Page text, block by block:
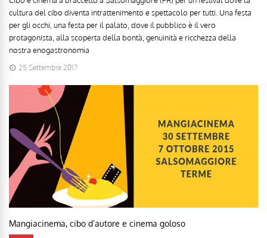
cultura del cibo diventa intrattenimento e spettacolo per tutti. Una festa
per gli occhi, una festa per il palato, dove il pubblico è il vero
protagonista, alla scoperta della bontà, genuinità e ricchezza della
nostra enogastronomia
25 Settembre 2017
Mangiacinema, cibo d’autore e cinema goloso